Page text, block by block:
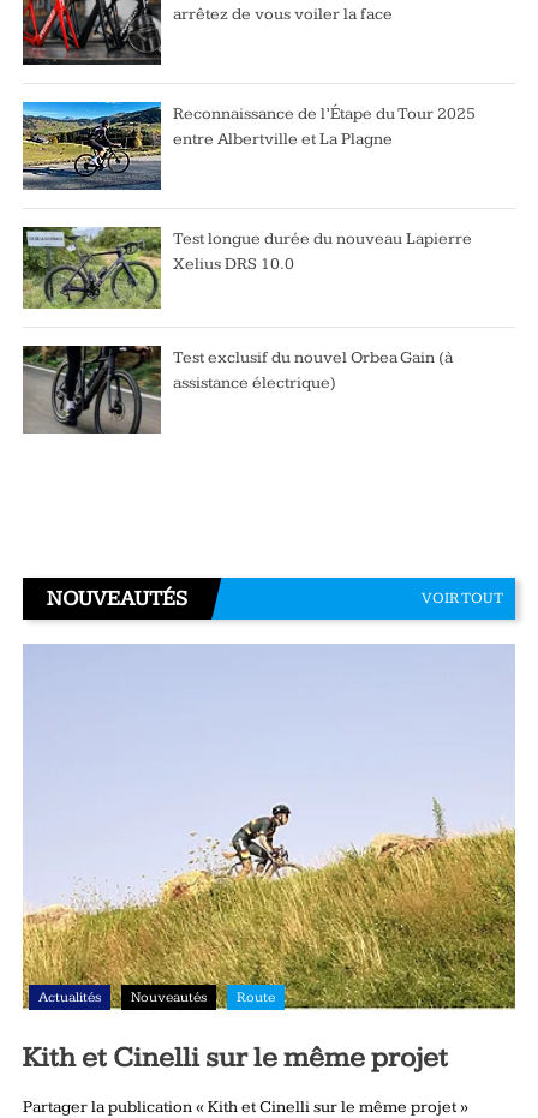
arrêtez de vous voiler la face
Reconnaissance de l’Étape du Tour 2025
entre Albertville et La Plagne
Test longue durée du nouveau Lapierre
Xelius DRS 10.0
Test exclusif du nouvel Orbea Gain (à
assistance électrique)
NOUVEAUTÉS VOIR TOUT
Actualités Nouveautés Route
Kith et Cinelli sur le même projet
Partager la publication « Kith et Cinelli sur le même projet »